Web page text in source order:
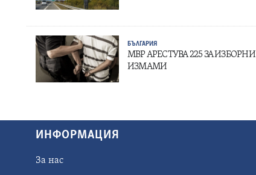
БЪЛГАРИЯ
МВР АРЕСТУВА 225 ЗА ИЗБОРНИ
ИЗМАМИ
ИНФОРМАЦИЯ
За нас